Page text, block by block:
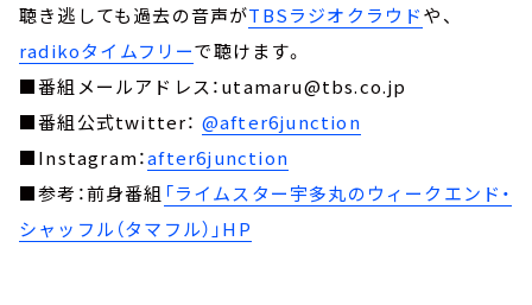
聴き逃しても過去の音声がTBSラジオクラウドや、
radikoタイムフリーで聴けます。
■番組メールアドレス：utamaru@tbs.co.jp
■番組公式twitter： @after6junction
■Instagram：after6junction
■参考：前身番組 「ライムスター宇多丸のウィークエンド・
シャッフル（タマフル）」HP